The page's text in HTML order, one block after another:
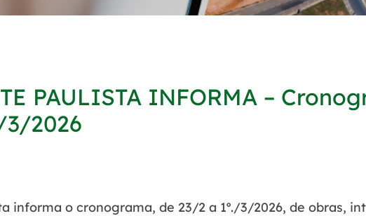
PAULISTA INFORMA –
3/2026
o cronograma, de 23/2 a 1º./3/2026, de obras,